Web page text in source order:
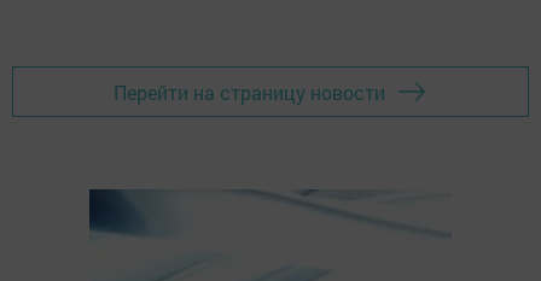
Перейти на страницу новости